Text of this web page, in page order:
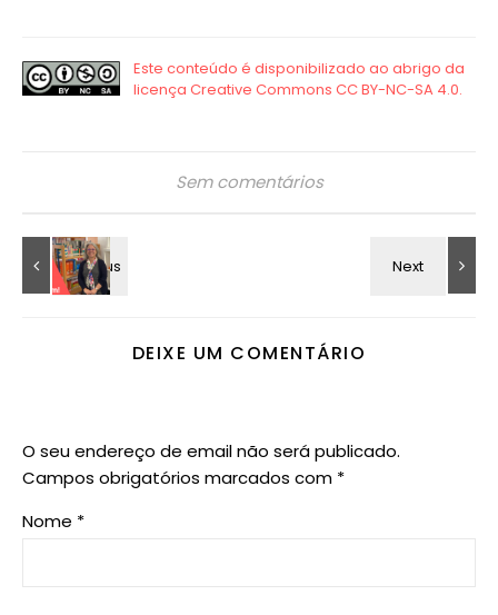
Sem comentários
DEIXE UM COMENTÁRIO
O seu endereço de email não será publicado.
Campos obrigatórios marcados com *
Nome *